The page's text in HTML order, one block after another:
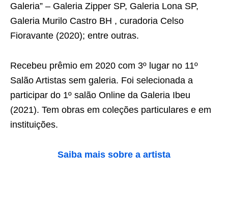
Galeria” – Galeria Zipper SP, Galeria Lona SP,
Galeria Murilo Castro BH , curadoria Celso
Fioravante (2020); entre outras.
Recebeu prêmio em 2020 com 3º lugar no 11º
Salão Artistas sem galeria. Foi selecionada a
participar do 1º salão Online da Galeria Ibeu
(2021). Tem obras em coleções particulares e em
instituições.
Saiba mais sobre a artista